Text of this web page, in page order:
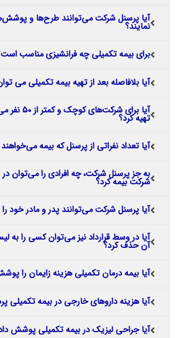
آیا پرسنل شرکت می‌توانند طرح‌ها و
نمایند؟
برای بیمه تکمیلی چه فرانشیزی مناسب
آیا بلافاصله بعد از تهیه بیمه تکمیلی می
آیا برای
تهیه کرد؟
آیا تعداد نفراتی از پرسنل که بیمه
به جز پرسنل شرکت، چه افرادی را می‌توان در
شرکت بیمه کرد؟
آیا پرسنل شرکت می‌توانند پدر و مادر خود را
آیا در وسط قرارداد نیز می‌توان کسی را به
آن حذف کرد؟
آیا بیمه درمان تکمیلی هزینه زایمان را
آیا هزینه داروهای خارجی در بیمه
آیا جراحی لیزیک در بیمه تکمیلی پوشش